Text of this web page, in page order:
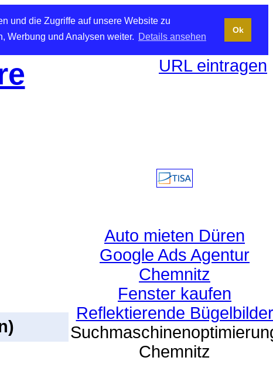
und die Zugriffe auf unsere Website zu
Werbung und Analysen weiter. Details ansehen
Ok
URL eintragen
Auto mieten Düren
Google Ads Agentur
Chemnitz
Fenster kaufen
Reflektierende Bügelbilder
Chemnitz